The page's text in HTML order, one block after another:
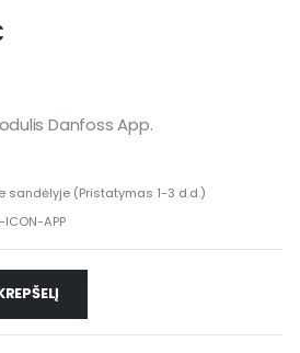
Danfoss App.
sandėlyje (Pristatymas 1-3 d.d.)
ICON-APP